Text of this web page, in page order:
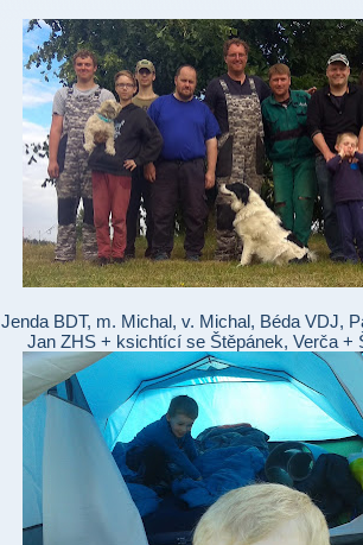
Jenda BDT, m. Michal, v. Michal, Béda VDJ,
Jan ZHS + ksichtící se Štěpánek, Verča +